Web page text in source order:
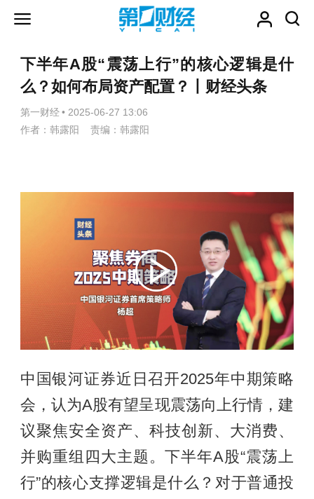
下半年A股“震荡上行”的核心逻辑是什
么？如何布局资产配置？丨财经头条
第一财经 • 2025-06-27 13:06
作者：韩露阳 责编：韩露阳
中国银河证券近日召开2025年中期策略
会，认为A股有望呈现震荡向上行情，建
议聚焦安全资产、科技创新、大消费、
并购重组四大主题。下半年A股“震荡上
行”的核心支撑逻辑是什么？对于普通投